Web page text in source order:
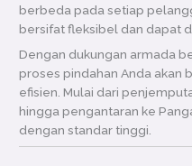
berbeda pada setiap
bersifat fleksibel dan dapat
Dengan dukungan armada
proses pindahan Anda akan
efisien. Mulai dari
hingga pengantaran ke
dengan standar tinggi.